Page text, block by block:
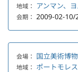
地域： アンマン、
会期： 2009-02-10/
会場： 国立美術博
地域： ポートモレ